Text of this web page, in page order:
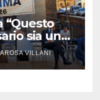
“Questo
sia un
VILLANI